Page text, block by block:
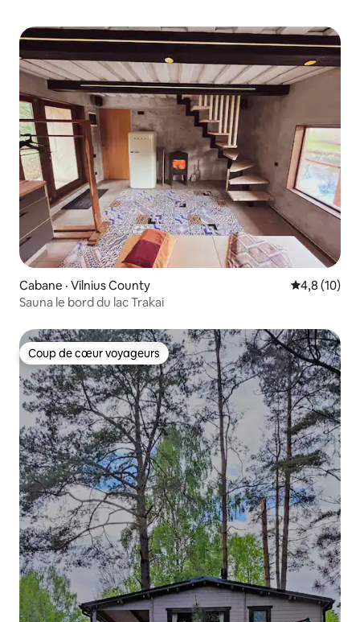
Cabane · Vilnius County Note
4,8 (10)
Sauna le bord du lac Trakai
Coup de cœur voyageurs
Coup de cœur voyageurs